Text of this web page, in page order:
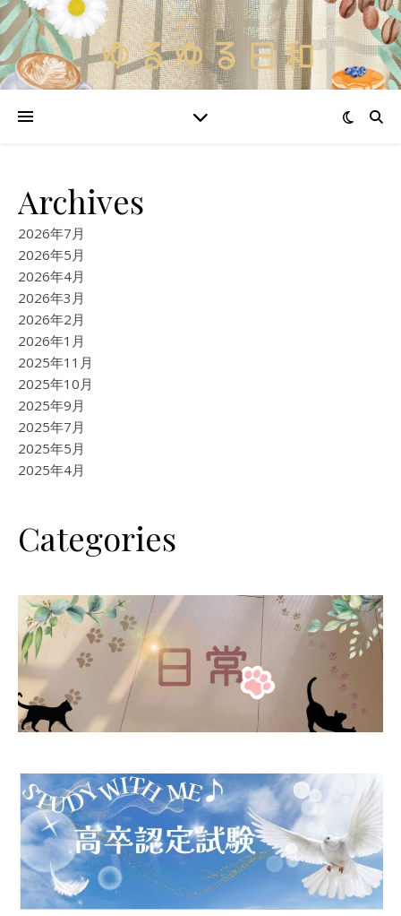
Archives
2026年7月
2026年5月
2026年4月
2026年3月
2026年2月
2026年1月
2025年11月
2025年10月
2025年9月
2025年7月
2025年5月
2025年4月
Categories